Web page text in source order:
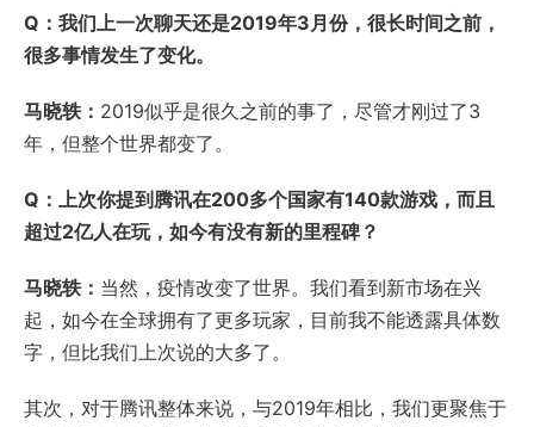
Q：我们上一次聊天还是2019年3月份，很长时间之前，
很多事情发生了变化。
马晓轶： 2019似乎是很久之前的事了，尽管才刚过了3
年，但整个世界都变了。
Q：上次你提到腾讯在200多个国家有140款游戏，而且
超过2亿人在玩，如今有没有新的里程碑？
马晓轶： 当然，疫情改变了世界。我们看到新市场在兴
起，如今在全球拥有了更多玩家，目前我不能透露具体数
字，但比我们上次说的大多了。
其次，对于腾讯整体来说，与2019年相比，我们更聚焦于